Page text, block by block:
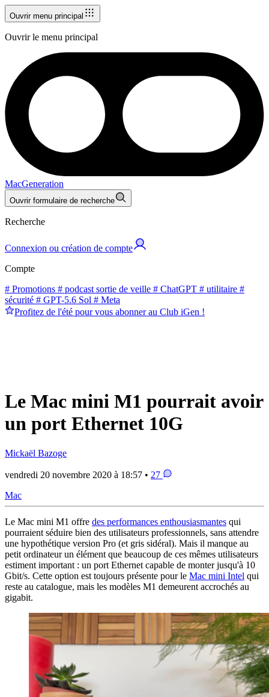
Ouvrir menu principal
Ouvrir le menu principal
MacGeneration
Ouvrir formulaire de recherche
Recherche
Connexion ou création de compte
Compte
# Promotions # podcast sortie de veille # ChatGPT # utilitaire #
sécurité # GPT-5.6 Sol # Meta
Profitez de l'été pour vous abonner au Club iGen !
Le Mac mini M1 pourrait avoir
un port Ethernet 10G
Mickaël Bazoge
vendredi 20 novembre 2020 à 18:57 • 27
Mac
Le Mac mini M1 offre des performances enthousiasmantes qui
pourraient séduire bien des utilisateurs professionnels, sans attendre
une hypothétique version Pro (et gris sidéral). Mais il manque au
petit ordinateur un élément que beaucoup de ces mêmes utilisateurs
estiment important : un port Ethernet capable de monter jusqu'à 10
Gbit/s. Cette option est toujours présente pour le Mac mini Intel qui
reste au catalogue, mais les modèles M1 demeurent accrochés au
gigabit.